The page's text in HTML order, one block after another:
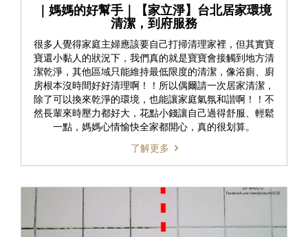
｜媽媽的好幫手｜【家立淨】台北居家環境
清潔，到府服務
很多人覺得家庭主婦應該要自己打掃清理家裡，但其實寶
寶還小黏人的狀況下，我們真的就是寶寶會接觸到地方清
潔乾淨，其他區域只能維持最低限度的清潔，像浴廁、廚
房根本沒時間好好清理啊！！所以偶爾請一次居家清潔，
除了可以換來乾淨的環境，也能讓家庭氣氛和諧啊！！不
然長輩來時壓力都好大，花點小錢讓自己過得舒服、輕鬆
一點，媽媽心情愉快全家都開心，真的很划算。
了解更多